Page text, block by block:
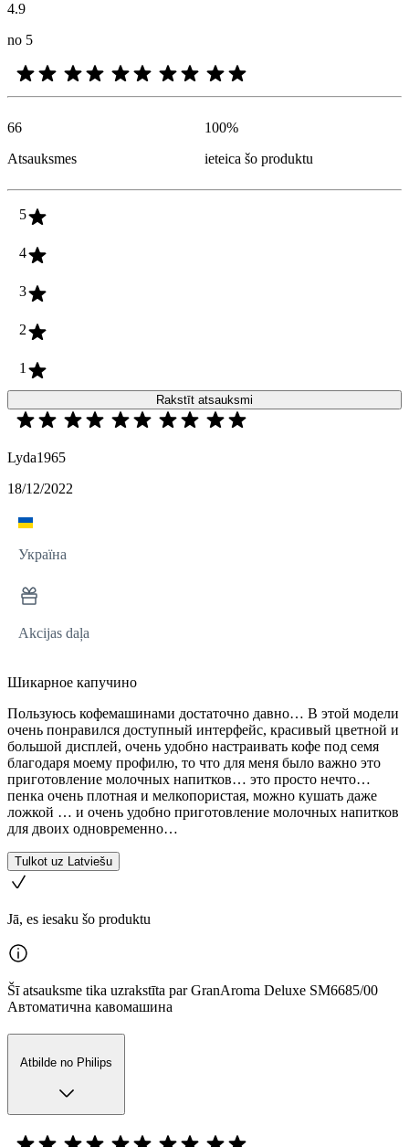
4.9
no 5
66
Atsauksmes
100%
ieteica šo produktu
5
4
3
2
1
Rakstīt atsauksmi
Lyda1965
18/12/2022
Україна
Akcijas daļa
Шикарное капучино
Пользуюсь кофемашинами достаточно давно… В этой модели
очень понравился доступный интерфейс, красивый цветной и
большой дисплей, очень удобно настраивать кофе под семя
благодаря моему профилю, то что для меня было важно это
приготовление молочных напитков… это просто нечто…
пенка очень плотная и мелкопористая, можно кушать даже
ложкой … и очень удобно приготовление молочных напитков
для двоих одновременно…
Tulkot uz Latviešu
Jā, es iesaku šo produktu
Šī atsauksme tika uzrakstīta par GranAroma Deluxe SM6685/00
Автоматична кавомашина
Atbilde no Philips